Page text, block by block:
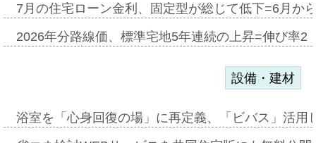
7月の住宅ローン金利、固定型が総じて低下=6月か
2026年分路線価、標準宅地5年連続の上昇=伸び率
設備・建材
浴室を「心身回復の場」に再定義、「ビバス」活